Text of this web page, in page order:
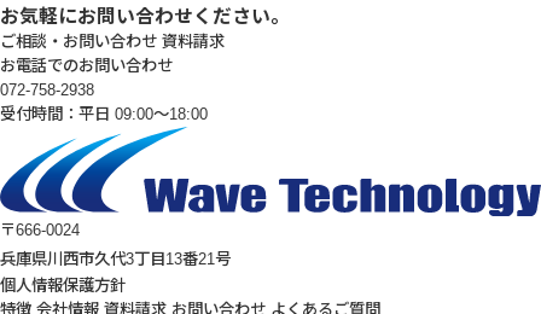
お気軽にお問い合わせください。
ご相談・お問い合わせ 資料請求
お電話でのお問い合わせ
072-758-2938
受付時間：平日 09:00～18:00
〒666-0024
兵庫県川西市久代3丁目13番21号
個人情報保護方針
特徴 会社情報 資料請求 お問い合わせ よくあるご質問